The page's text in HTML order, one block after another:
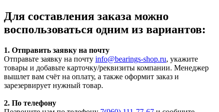
Для составления заказа можно
воспользоваться одним из вариантов:
1. Отправить заявку на почту
Отправьте заявку на почту info@bearings-shop.ru, укажите
товары и добавьте карточку/реквизиты компании. Менеджер
вышлет вам счёт на оплату, а также оформит заказ и
зарезервирует нужный товар.
2. По телефону